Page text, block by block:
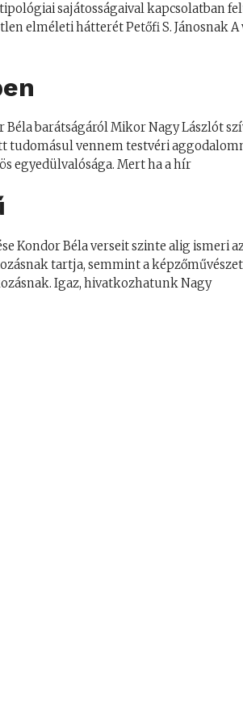
sajátosságaival kapcsolatban
elméleti hátterét Petőfi S. Jánosnak
Béla barátságáról Mikor Nagy Lászlót
tudomásul vennem testvéri
egyedülvalósága. Mert ha a hír
Kondor Béla verseit szinte alig ismeri
tartja, semmint a
Igaz, hivatkozhatunk Nagy